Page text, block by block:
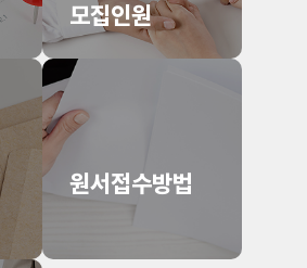
모집인원
원서접수방법